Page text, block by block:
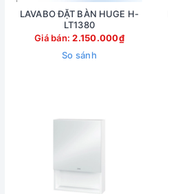
LAVABO ĐẶT BÀN HUGE H-
LT1380
Giá bán:2.150.000₫
So sánh